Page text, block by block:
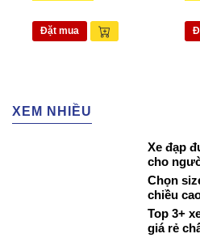
Đặt mua
XEM NHIỀU
Xe đạp
cho
Chọn
chiều
Top 3+
giá rẻ